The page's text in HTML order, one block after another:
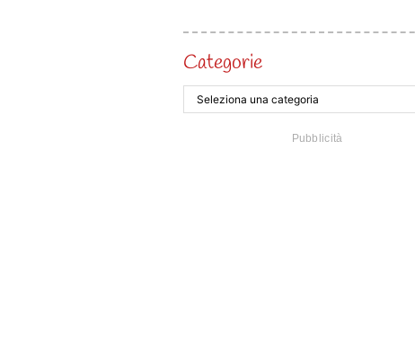
Categorie